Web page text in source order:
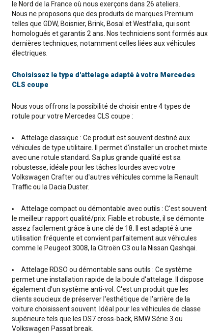
le Nord de la France où nous exerçons dans 26 ateliers.
Nous ne proposons que des produits de marques Premium
telles que GDW, Boisnier, Brink, Bosal et Westfalia, qui sont
homologués et garantis 2 ans. Nos techniciens sont formés aux
dernières techniques, notamment celles liées aux véhicules
électriques.
Choisissez le type d'attelage adapté à votre Mercedes
CLS coupe
Nous vous offrons la possibilité de choisir entre 4 types de
rotule pour votre Mercedes CLS coupe :
Attelage classique : Ce produit est souvent destiné aux
véhicules de type utilitaire. Il permet d'installer un crochet mixte
avec une rotule standard. Sa plus grande qualité est sa
robustesse, idéale pour les tâches lourdes avec votre
Volkswagen Crafter ou d'autres véhicules comme la Renault
Traffic ou la Dacia Duster.
Attelage compact ou démontable avec outils : C'est souvent
le meilleur rapport qualité/prix. Fiable et robuste, il se démonte
assez facilement grâce à une clé de 18. Il est adapté à une
utilisation fréquente et convient parfaitement aux véhicules
comme le Peugeot 3008, la Citroën C3 ou la Nissan Qashqai.
Attelage RDSO ou démontable sans outils : Ce système
permet une installation rapide de la boule d'attelage. Il dispose
également d'un système anti-vol. C'est un produit que les
clients soucieux de préserver l'esthétique de l'arrière de la
voiture choisissent souvent. Idéal pour les véhicules de classe
supérieure tels que les DS7 cross-back, BMW Série 3 ou
Volkswagen Passat break.